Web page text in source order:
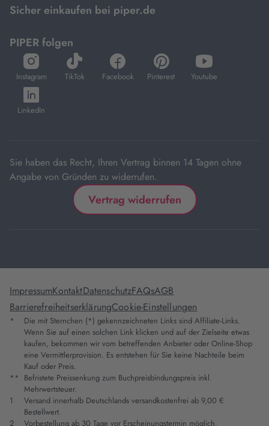
Sicher einkaufen bei piper.de
PIPER folgen
Instagram
öffnet
in
neuem
Tab
TikTok
öffnet
in
Facebook
öffnet
in
Pinterest
öffnet
in
Youtube
öffnet
in
LinkedIn
öffnet
in
Sie haben das Recht, Ihren Vertrag binnen 14 Tagen ohne
Angabe von Gründen zu widerrufen.
Vertrag widerrufen
ImpressumKontaktDatenschutzFAQsAGB
BarrierefreiheitserklärungCookie-Einstellungen
*
Die mit Sternchen (*) gekennzeichneten Links sind Affiliate-Links.
Wenn Sie auf einen solchen Link klicken und auf der Zielseite etwas
kaufen, bekommen wir vom betreffenden Anbieter oder Online-Shop
eine Vermittlerprovision. Es entstehen für Sie keine Nachteile beim
Kauf oder Preis.
** Befristete Preissenkung zum Buchpreisbindungspreis inkl.
Mehrwertsteuer.
1
Versand innerhalb Deutschlands versandkostenfrei ab 9,00 €
Bestellwert.
2
Vorbestellung ab 30 Tage vor Erscheinungstermin möglich.